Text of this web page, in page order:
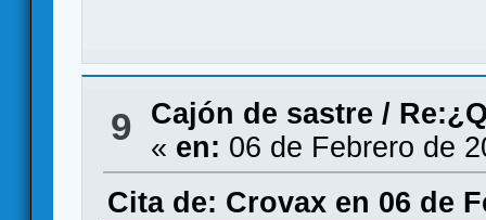
9 Cajón de sastre /
« en: 06 de Febrero de
Cita de: Crovax en 06 de